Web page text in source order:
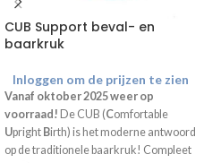
CUB Support beval- en
baarkruk
Inloggen om de prijzen te zien
Vanaf oktober 2025 weer op
voorraad! De CUB (Comfortable
Upright Birth) is het moderne antwoord
op de traditionele baarkruk! Compleet